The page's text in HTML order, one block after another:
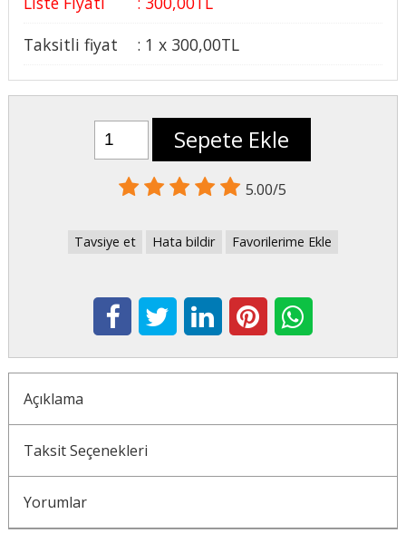
Taksitli fiyat
: 1 x 300,00TL
Sepete Ekle
5.00/5
Tavsiye et Hata bildir Favorilerime Ekle
Açıklama
Taksit Seçenekleri
Yorumlar